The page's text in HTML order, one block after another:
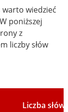
warto wiedzieć
poniższej
z
liczby słów
Liczba słów